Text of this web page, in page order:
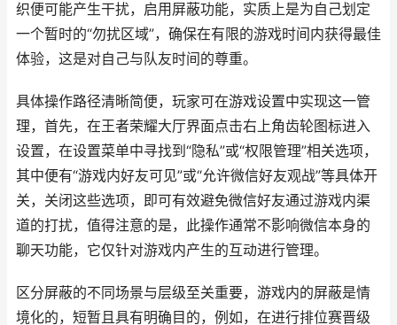
织便可能产生干扰，启用屏蔽功能，实质上是为自己划定
一个暂时的“勿扰区域”，确保在有限的游戏时间内获得最佳
体验，这是对自己与队友时间的尊重。
具体操作路径清晰简便，玩家可在游戏设置中实现这一管
理，首先，在王者荣耀大厅界面点击右上角齿轮图标进入
设置，在设置菜单中寻找到“隐私”或“权限管理”相关选项，
其中便有“游戏内好友可见”或“允许微信好友观战”等具体开
关，关闭这些选项，即可有效避免微信好友通过游戏内渠
道的打扰，值得注意的是，此操作通常不影响微信本身的
聊天功能，它仅针对游戏内产生的互动进行管理。
区分屏蔽的不同场景与层级至关重要，游戏内的屏蔽是情
境化的，短暂且具有明确目的，例如，在进行排位赛晋级